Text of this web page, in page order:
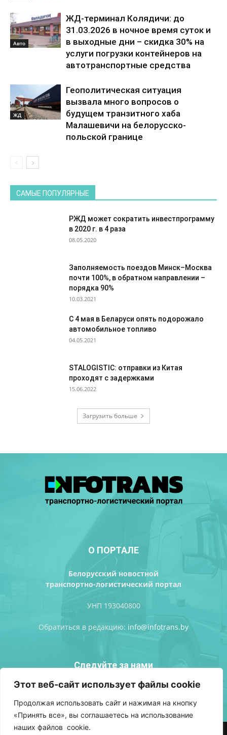
Этот веб-сайт использует файлы cookie
Продолжая использовать сайт и нажимая на кнопку
«Принять все», вы соглашаетесь на использование
наших файлов cookie.
Авто
ЖД-терминал Колядичи: до
31.03.2026 в ночное время суток и
в выходные дни – скидка 30% на
услуги погрузки контейнеров на
автотранспортные средства
ЖД
Геополитическая ситуация
вызвала много вопросов о
будущем транзитного хаба
Малашевичи на белорусско-
польской границе
САМЫЕ ПОПУЛЯРНЫЕ
РЖД может сократить инвестпрограмму
в 2020 г. в 4 раза
08.05.2020
Заполняемость поездов Минск–Москва
почти 100%, в обратном направлении –
порядка 90%
10.03.2021
С 4 мая в Беларуси опять подорожало
автомобильное топливо
04.05.2021
STALOGISTIC: отправки из Китая
проходят с задержками
15.06.2022
Загрузить больше
О ПОРТАЛЕ
Белорусский новостной
транспортно-логистический портал
УНП 193040800
Обратиться в редакцию: info@infotrans.bу
Следуйте за нами